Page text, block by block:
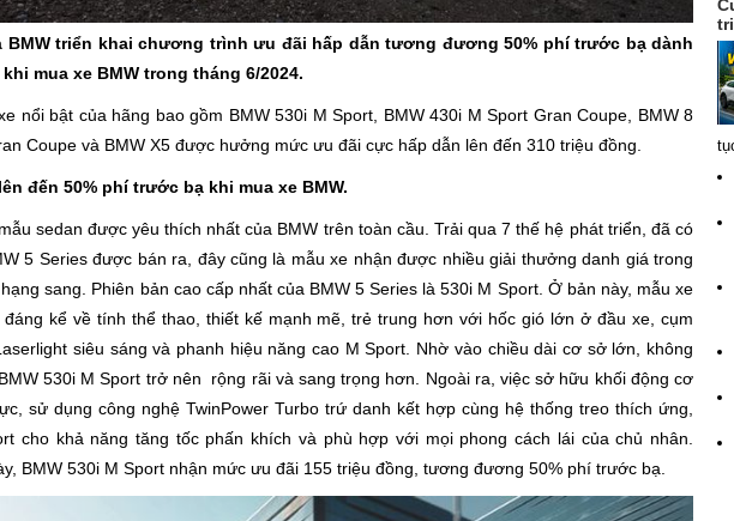
BMW triển khai chương trình ưu đãi hấp dẫn tương đương 50% phí trước bạ dành
mua xe BMW trong tháng 6/2024.
nổi bật của hãng bao gồm BMW 530i M Sport, BMW 430i M Sport Gran Coupe, BMW 8
Coupe và BMW X5 được hưởng mức ưu đãi cực hấp dẫn lên đến 310 triệu đồng.
đến 50% phí trước bạ khi mua xe BMW.
sedan được yêu thích nhất của BMW trên toàn cầu. Trải qua 7 thế hệ phát triển, đã có
5 Series được bán ra, đây cũng là mẫu xe nhận được nhiều giải thưởng danh giá trong
sang. Phiên bản cao cấp nhất của BMW 5 Series là 530i M Sport. Ở bản này, mẫu xe
kể về tính thể thao, thiết kế mạnh mẽ, trẻ trung hơn với hốc gió lớn ở đầu xe, cụm
siêu sáng và phanh hiệu năng cao M Sport. Nhờ vào chiều dài cơ sở lớn, không
530i M Sport trở nên rộng rãi và sang trọng hơn. Ngoài ra, việc sở hữu khối động cơ
sử dụng công nghệ TwinPower Turbo trứ danh kết hợp cùng hệ thống treo thích ứng,
cho khả năng tăng tốc phấn khích và phù hợp với mọi phong cách lái của chủ nhân.
BMW 530i M Sport nhận mức ưu đãi 155 triệu đồng, tương đương 50% phí trước bạ.